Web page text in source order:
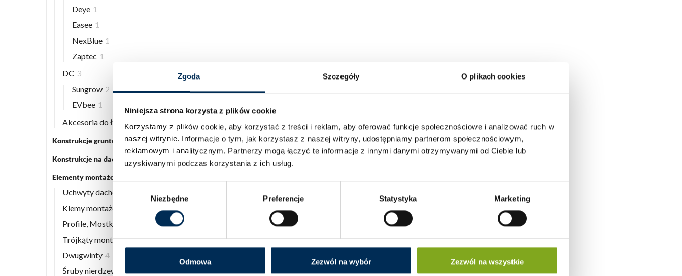
Zgoda Szczegóły O plikach cookies
Niniejsza strona korzysta z plików cookie
Korzystamy z plików cookie, aby korzystać z treści i reklam, aby oferować funkcje społecznościowe i analizować ruch w
naszej witrynie. Informacje o tym, jak korzystasz z naszej witryny, udostępniamy partnerom społecznościowym,
reklamowym i analitycznym. Partnerzy mogą łączyć te informacje z innymi danymi otrzymywanymi od Ciebie lub
uzyskiwanymi podczas korzystania z ich usług.
Niezbędne Preferencje Statystyka Marketing
Odmowa Zezwól na wybór Zezwól na wszystkie
Deye 1
Easee 1
NexBlue 1
Zaptec 1
DC 3
Sungrow 2
EVbee 1
Akcesoria do ładowarek EV
Konstrukcje gruntowe 5
Konstrukcje na dach płaski 3
Elementy montażowe
Uchwyty dachowe
Klemy montażowe
Profile, Mostki
Trójkąty montażowe 3
Dwugwinty 4
Śruby nierdzewne